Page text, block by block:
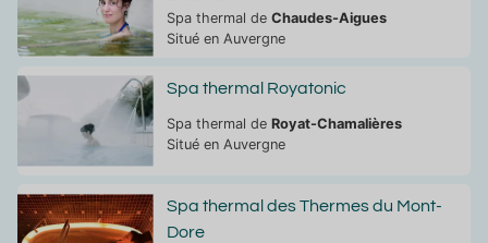
Spa thermal de Chaudes-Aigues
Situé en Auvergne
Spa thermal Royatonic
Spa thermal de Royat-Chamalières
Situé en Auvergne
Spa thermal des Thermes du Mont-
Dore